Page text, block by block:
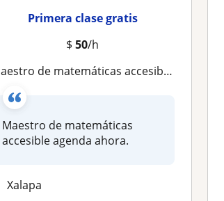
Primera clase gratis
$50/h
Maestro de matemáticas accesible agenda ahora
Maestro de matemáticas
accesible agenda ahora.
Xalapa